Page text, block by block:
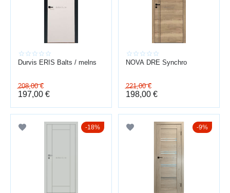
PRIEKŠROCĪBAS
dizains un estētika
plaša izvēle
individuāli risinājumi
Durvis ERIS Balts / melns
208,00 €
197,00 €
NOVA DRE Synchro
221,00 €
198,00 €
18% 9%